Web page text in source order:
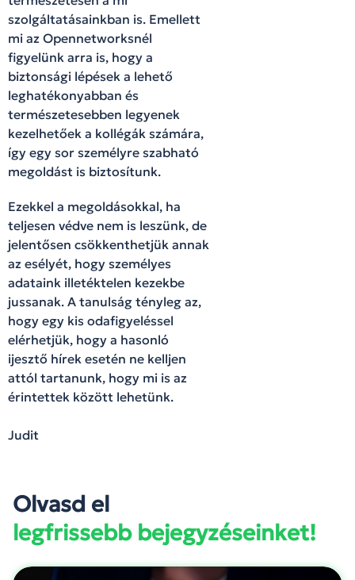
szolgáltatásainkban is. Emellett
mi az Opennetworksnél
figyelünk arra is, hogy a
biztonsági lépések a lehető
leghatékonyabban és
természetesebben legyenek
kezelhetőek a kollégák számára,
így egy sor személyre szabható
megoldást is biztosítunk.
Ezekkel a megoldásokkal, ha
teljesen védve nem is leszünk, de
jelentősen csökkenthetjük annak
az esélyét, hogy személyes
adataink illetéktelen kezekbe
jussanak. A tanulság tényleg az,
hogy egy kis odafigyeléssel
elérhetjük, hogy a hasonló
ijesztő hírek esetén ne kelljen
attól tartanunk, hogy mi is az
érintettek között lehetünk.
Judit
Olvasd el
legfrissebb bejegyzéseinket!